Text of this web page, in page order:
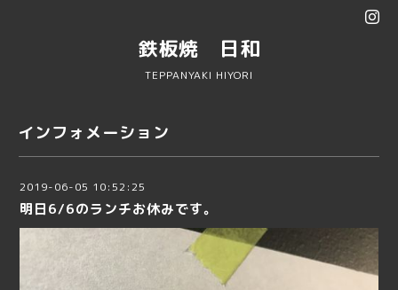
鉄板焼 日和
TEPPANYAKI HIYORI
インフォメーション
2019-06-05 10:52:25
明日6/6のランチお休みです。